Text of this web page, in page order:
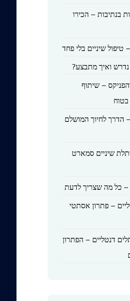
בנתיבות – הכירו
שיניים בלי פחד
ואיך מתבצע?
– שיתוף
הדרך לחיוך המושלם
שיניים סמארט
כל מה שצריך לדעת
– פתרון אסתטי
דנטליים – הפתרון